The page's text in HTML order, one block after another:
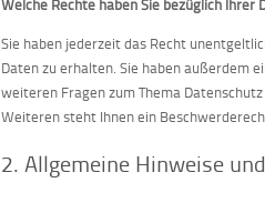
Sie haben jederzeit das Recht
Daten zu erhalten. Sie haben außerdem
weiteren Fragen zum Thema
Weiteren steht Ihnen ein
2. Allgemeine Hinweise